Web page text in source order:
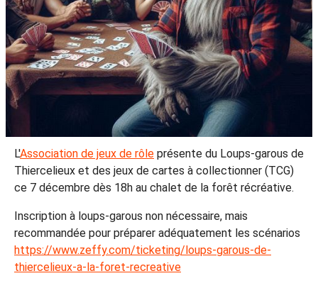
L'Association de jeux de rôle présente du Loups-garous de
Thiercelieux et des jeux de cartes à collectionner (TCG)
ce 7 décembre dès 18h au chalet de la forêt récréative.
Inscription à loups-garous non nécessaire, mais
recommandée pour préparer adéquatement les scénarios
https://www.zeffy.com/ticketing/loups-garous-de-
thiercelieux-a-la-foret-recreative